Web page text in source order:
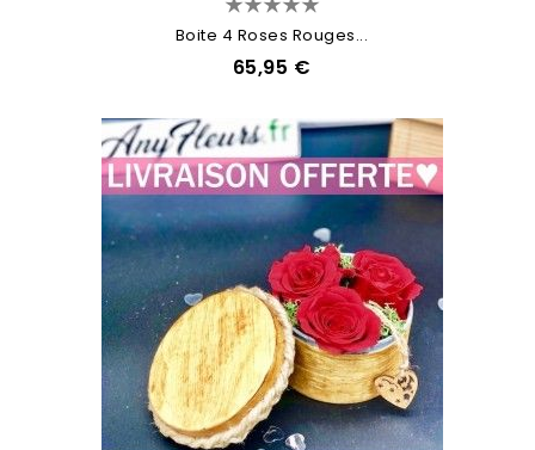
Boite 4 Roses Rouges...
65,95 €